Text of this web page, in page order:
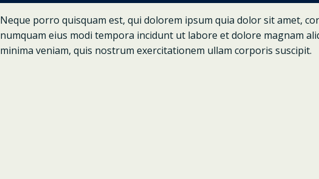
Neque porro quisquam est, qui dolorem ipsum quia dolor sit amet,
numquam eius modi tempora incidunt ut labore et dolore magnam
minima veniam, quis nostrum exercitationem ullam corporis suscipit.